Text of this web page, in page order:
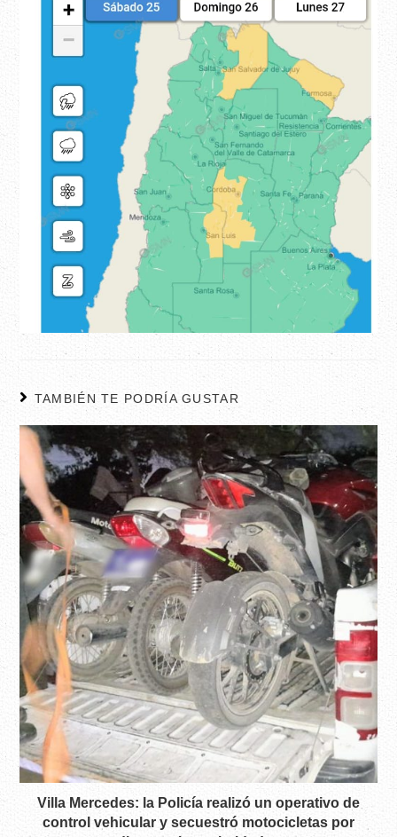
TAMBIÉN TE PODRÍA GUSTAR
Villa Mercedes: la Policía realizó un operativo de
control vehicular y secuestró motocicletas por